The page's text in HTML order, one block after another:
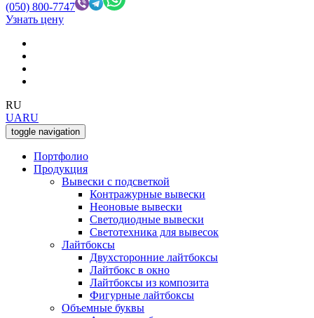
(050) 800-7747
Узнать цену
RU
UARU
toggle navigation
Портфолио
Продукция
Вывески с подсветкой
Контражурные вывески
Неоновые вывески
Светодиодные вывески
Светотехника для вывесок
Лайтбоксы
Двухсторонние лайтбоксы
Лайтбокс в окно
Лайтбоксы из композита
Фигурные лайтбоксы
Объемные буквы